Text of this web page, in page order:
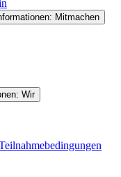
Mitmachen
Wir